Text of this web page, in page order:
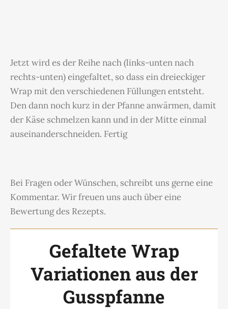
Jetzt wird es der Reihe nach (links-unten nach
rechts-unten) eingefaltet, so dass ein dreieckiger
Wrap mit den verschiedenen Füllungen entsteht.
Den dann noch kurz in der Pfanne anwärmen, damit
der Käse schmelzen kann und in der Mitte einmal
auseinanderschneiden. Fertig
Bei Fragen oder Wünschen, schreibt uns gerne eine
Kommentar. Wir freuen uns auch über eine
Bewertung des Rezepts.
Gefaltete Wrap
Variationen aus der
Gusspfanne